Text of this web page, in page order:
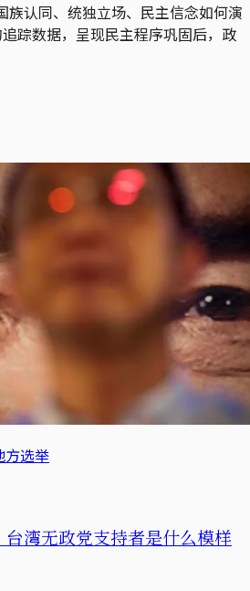
族认同、统独立场、民主信念如何演
踪数据，呈现民主程序巩固后，政
方选举
湾无政党支持者是什么模样